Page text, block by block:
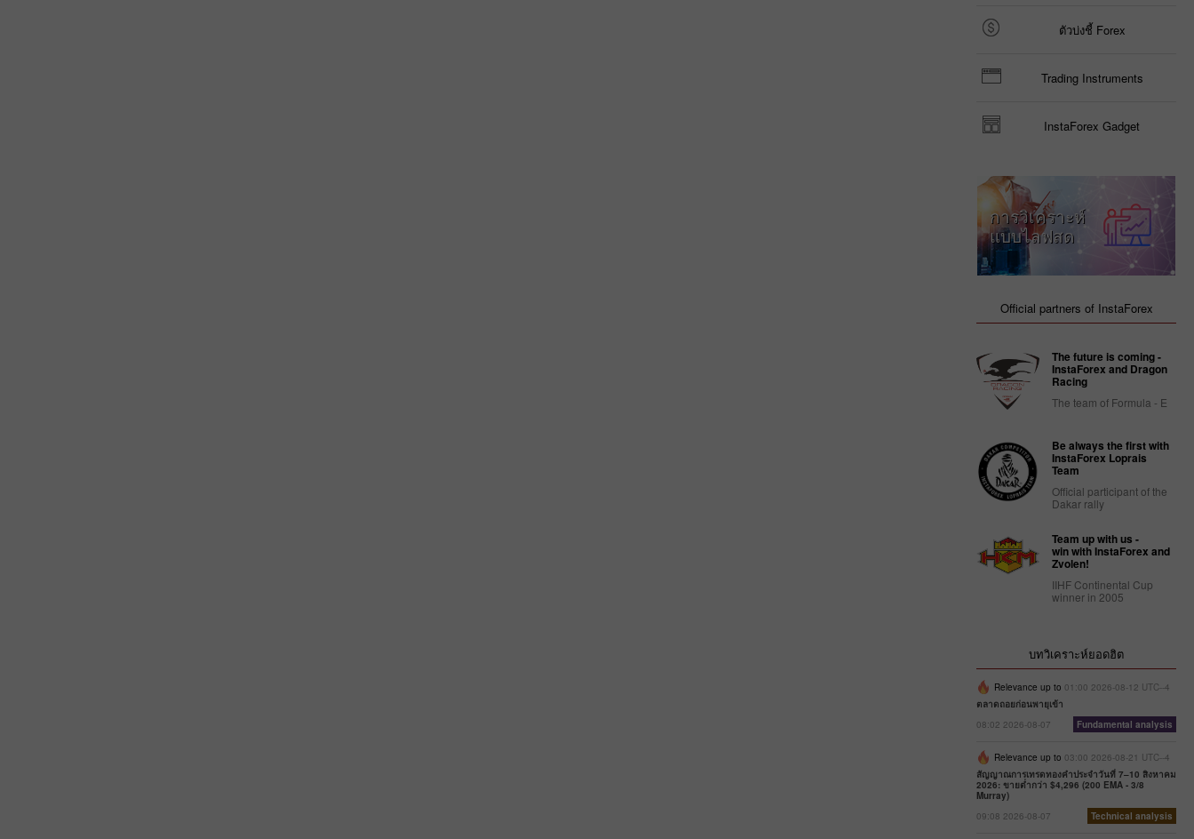
ตัวบ่งชี้ Forex
Trading Instruments
InstaForex Gadget
การวิเคราะห์
แบบไลฟสด
Official partners of InstaForex
The future is coming -
InstaForex and Dragon
Racing
The team of Formula - E
Be always the first with
InstaForex Loprais
Team
Official participant of the
Dakar rally
Team up with us -
win with InstaForex and
Zvolen!
IIHF Continental Cup
winner in 2005
บทวิเคราะห์ยอดฮิต
Relevance up to 01:00 2026-08-12 UTC--4
ตลาดถอยก่อนพายุเข้า
08:02 2026-08-07
Fundamental analysis
Relevance up to 03:00 2026-08-21 UTC--4
สัญญาณการเทรดทองคำประจำวันที่ 7–10 สิงหาคม
2026: ขายต่ำกว่า $4,296 (200 EMA - 3/8
Murray)
09:08 2026-08-07
Technical analysis